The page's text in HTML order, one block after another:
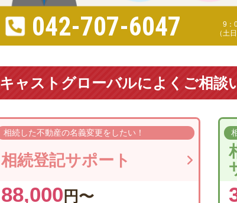
042-707-6047
9：
（土
キャストグローバルによくご相談
相続した不動産の名義変更をしたい！
相続登記サポート
88,000 円〜